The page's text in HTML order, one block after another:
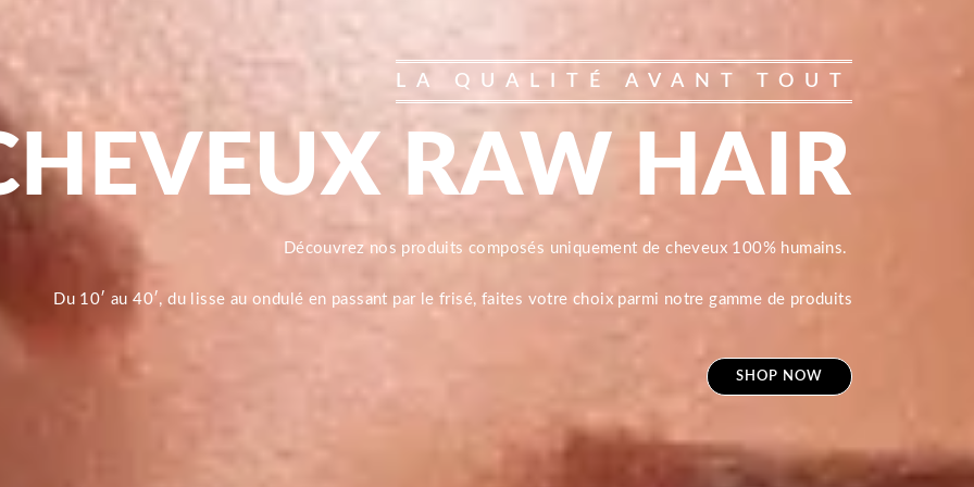
LA QUALITÉ AVANT TOUT
RAW HAIR
Découvrez nos produits composés uniquement de cheveux 100% humains.
Du 10′ au 40′, du lisse au ondulé en passant par le frisé, faites votre choix parmi notre gamme de produits
SHOP NOW